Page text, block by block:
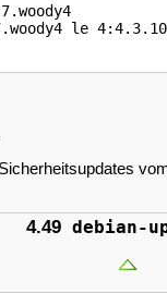
le
4.49 debian-